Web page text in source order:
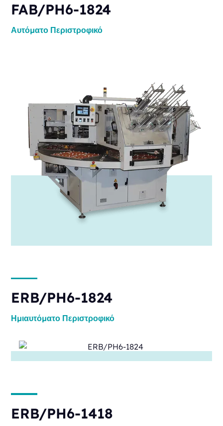
FAB/PH6-1824
Αυτόματο Περιστροφικό
ERB/PH6-1824
Ημιαυτόματο Περιστροφικό
ERB/PH6-1418